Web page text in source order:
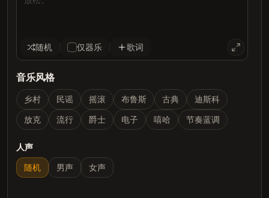
随机 仅器乐 歌词
音乐风格
乡村 民谣 摇滚 布鲁斯 古典
迪斯科
放克
流行 爵士 电子 嘻哈 节奏蓝调
人声
随机
男声 女声